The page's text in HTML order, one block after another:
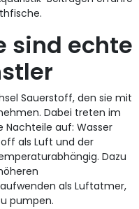
sind echte
Sauerstoff, den sie mit
Dabei treten im
auf: Wasser
als Luft und der
Dazu
als Luftatmer,
pumpen.